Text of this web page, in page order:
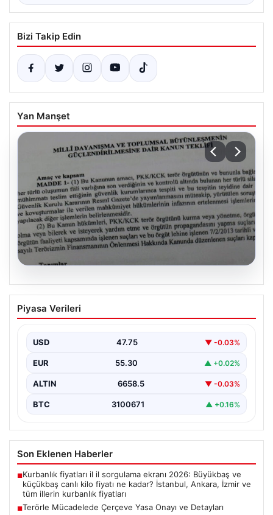
Bizi Takip Edin
Yan Manşet
08.08.2026
Terörle Mücadelede Çerçeve Yasa
Onayı ve Detayları
başlatacak önemli adımlardan biri, hazırlanan ve TBMM
Adalet…
Piyasa Verileri
USD 47.75 ▼ -0.03%
EUR 55.30 ▲ +0.02%
ALTIN 6658.5 ▼ -0.03%
BTC 3100671 ▲ +0.16%
Son Eklenen Haberler
■Kurbanlık fiyatları il il sorgulama ekranı 2026: Büyükbaş ve
küçükbaş canlı kilo fiyatı ne kadar? İstanbul, Ankara, İzmir ve
tüm illerin kurbanlık fiyatları
■Terörle Mücadelede Çerçeve Yasa Onayı ve Detayları